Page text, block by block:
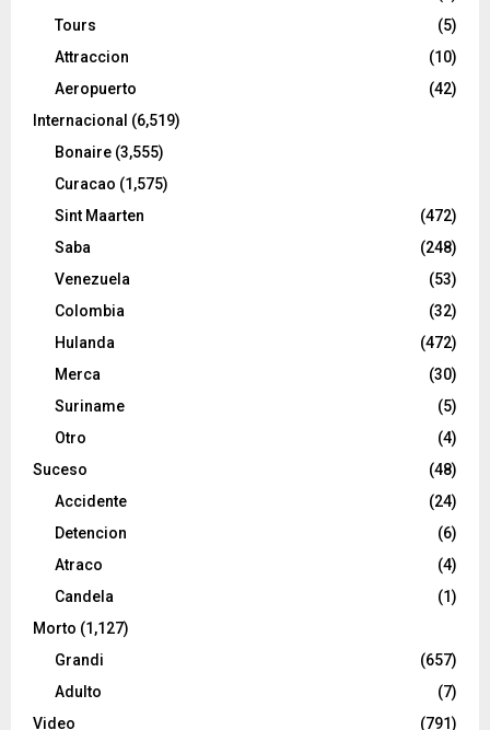
Tours
(5)
Attraccion
(10)
Aeropuerto
(42)
Internacional (6,519)
Bonaire (3,555)
Curacao (1,575)
Sint Maarten
(472)
Saba
(248)
Venezuela
(53)
Colombia
(32)
Hulanda
(472)
Merca
(30)
Suriname
(5)
Otro
(4)
Suceso
(48)
Accidente
(24)
Detencion
(6)
Atraco
(4)
Candela
(1)
Morto (1,127)
Grandi
(657)
Adulto
(7)
Video
(791)